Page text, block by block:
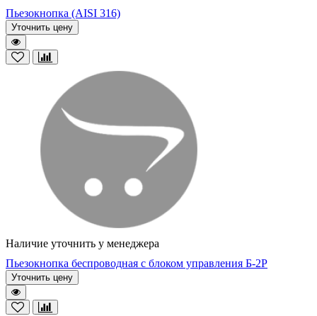
Пьезокнопка (AISI 316)
Уточнить цену
Наличие уточнить у менеджера
Пьезокнопка беспроводная с блоком управления Б-2Р
Уточнить цену